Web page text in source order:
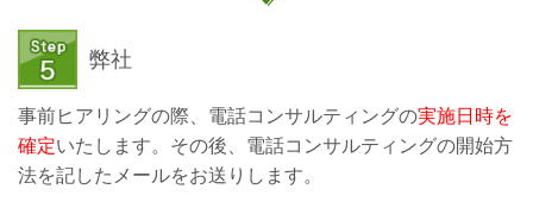
弊社
事前ヒアリングの際、電話コンサルティングの実施日時を
確定いたします。その後、電話コンサルティングの開始方
法を記したメールをお送り します。